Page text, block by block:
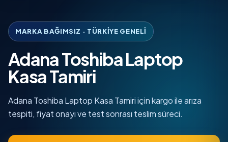
MARKA BAĞIMSIZ · TÜRKIYE GENELI
Adana Toshiba Laptop
Kasa Tamiri
Adana Toshiba Laptop Kasa Tamiri için kargo ile arıza
tespiti, fiyat onayı ve test sonrası teslim süreci.